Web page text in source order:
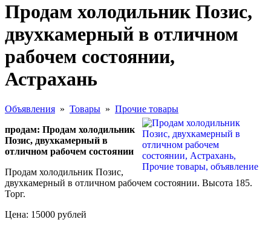
Продам холодильник Позис,
двухкамерный в отличном
рабочем состоянии,
Астрахань
Объявления » Товары » Прочие товары
продам: Продам холодильник
Позис, двухкамерный в
отличном рабочем состоянии
Продам холодильник Позис,
двухкамерный в отличном рабочем состоянии. Высота 185.
Торг.
Цена: 15000 рублей